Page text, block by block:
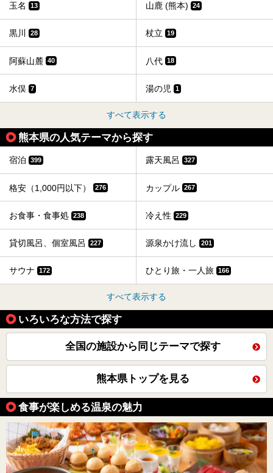
玉名 13 山鹿 (熊本) 24
黒川 28 杖立 19
阿蘇山麓 40 八代 18
水俣 7 湯の児 1
すべて表示する
熊本県の人気テーマから探す
宿泊 399 露天風呂 327
格安（1,000円以下） 276 カップル 267
お食事・食事処 238 冷え性 229
貸切風呂、個室風呂 227 源泉かけ流し 201
サウナ 172 ひとり旅・一人旅 166
すべて表示する
いろいろな方法で探す
全国の施設から同じテーマで探す
熊本県トップを見る
食事が楽しめる温泉の魅力